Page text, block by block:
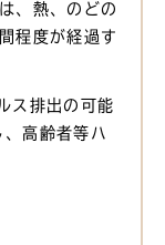
、熱、のどの
程度が経過す
ス排出の可能
高齢者等ハ